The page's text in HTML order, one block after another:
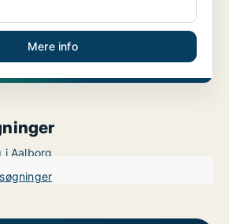
Mere info
i Aalborg